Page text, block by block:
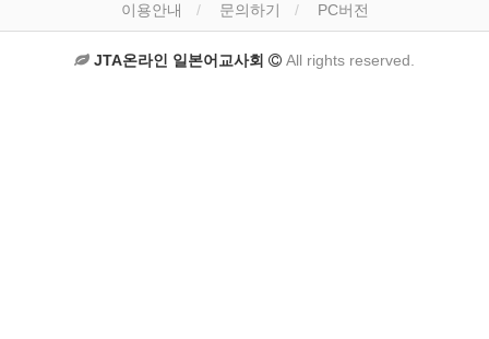
이용안내 문의하기 PC버전
JTA온라인 일본어교사회 All rights reserved.